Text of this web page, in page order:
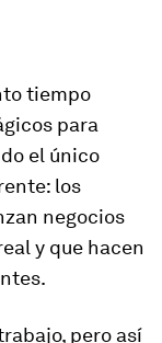
tiempo
para
el único
los
negocios
y que hacen
pero así